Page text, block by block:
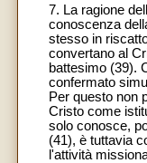
7. La ragione
conoscenza
stesso in
convertano al
battesimo (39).
confermato
Per questo non
Cristo come
solo conosce,
(41), è tuttavia
l'attività